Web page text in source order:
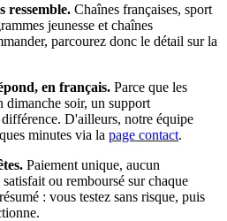
ressemble. Chaînes françaises, sport
jeunesse et chaînes
parcourez donc le détail sur la
en français. Parce que les
dimanche soir, un support
D'ailleurs, notre équipe
minutes via la page contact.
Paiement unique, aucun
ou remboursé sur chaque
: vous testez sans risque, puis